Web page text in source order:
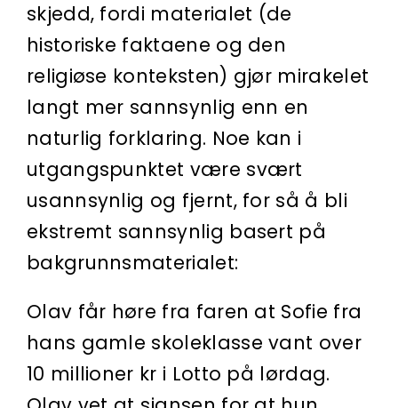
skjedd, fordi materialet (de
historiske faktaene og den
religiøse konteksten) gjør mirakelet
langt mer sannsynlig enn en
naturlig forklaring. Noe kan i
utgangspunktet være svært
usannsynlig og fjernt, for så å bli
ekstremt sannsynlig basert på
bakgrunnsmaterialet:
Olav får høre fra faren at Sofie fra
hans gamle skoleklasse vant over
10 millioner kr i Lotto på lørdag.